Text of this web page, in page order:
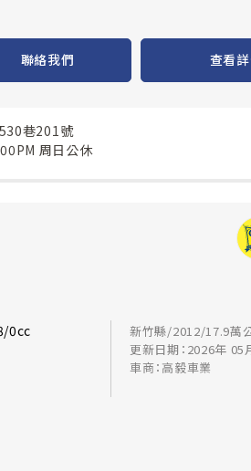
聯絡我們 查看
巷201號
周日公休
0cc
新竹縣/2012/17.9萬
更新日期：2026年 05
車商：高毅車業